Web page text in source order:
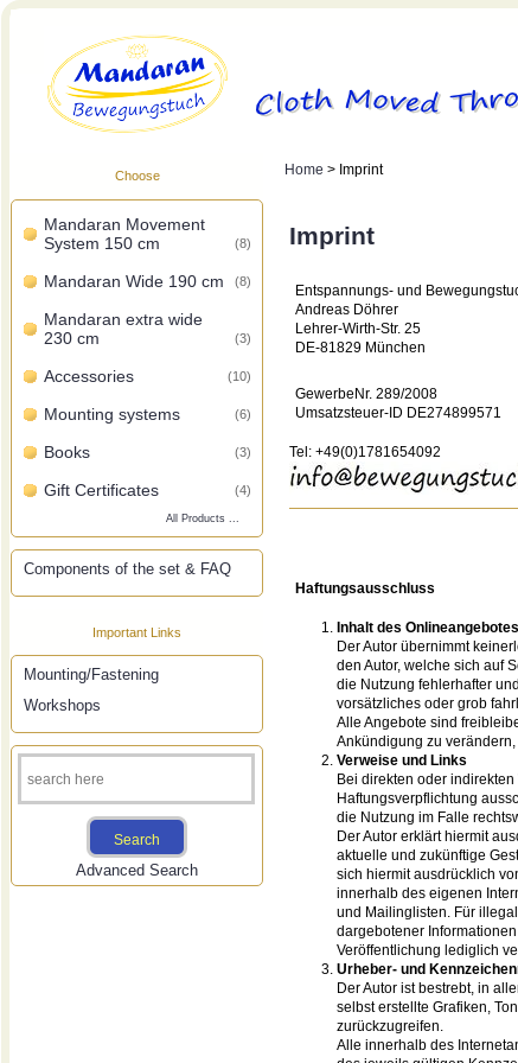
Choose
Mandaran Movement
System 150 cm
(8)
Mandaran Wide 190 cm (8)
Mandaran extra wide
230 cm
(3)
Accessories (10)
Mounting systems (6)
Books (3)
Gift Certificates (4)
All Products ...
Components of the set & FAQ
Important Links
Mounting/Fastening
Workshops
Advanced Search
Home > Imprint
Imprint
Entspannungs- und
Andreas Döhrer
Lehrer-Wirth-Str. 25
DE-81829 München
GewerbeNr. 289/2008
Umsatzsteuer-ID DE274899571
Tel: +49(0)1781654092
Haftungsausschluss
Inhalt des Onlineangebotes
Der Autor übernimmt
den Autor, welche sich auf
die Nutzung fehlerhafter
vorsätzliches oder grob
Alle Angebote sind
Ankündigung zu
Verweise und Links
Bei direkten oder
Haftungsverpflichtung
die Nutzung im Falle
Der Autor erklärt hiermit
aktuelle und zukünftige
sich hiermit ausdrücklich
innerhalb des eigenen
und Mailinglisten. Für
dargebotener
Veröffentlichung lediglich
Urheber- und
Der Autor ist bestrebt, in
selbst erstellte Grafiken,
zurückzugreifen.
Alle innerhalb des